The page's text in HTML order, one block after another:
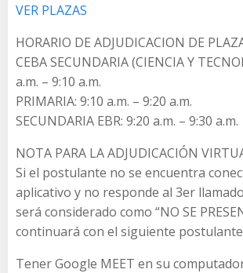
VER PLAZAS
HORARIO DE ADJUDICACION DE
CEBA SECUNDARIA (CIENCIA Y
a.m. – 9:10 a.m.
PRIMARIA: 9:10 a.m. – 9:20 a.m.
SECUNDARIA EBR: 9:20 a.m. – 9:30 a.m.
NOTA PARA LA ADJUDICACIÓN
Si el postulante no se encuentra
aplicativo y no responde al 3er
será considerado como “NO SE
continuará con el siguiente
Tener Google MEET en su